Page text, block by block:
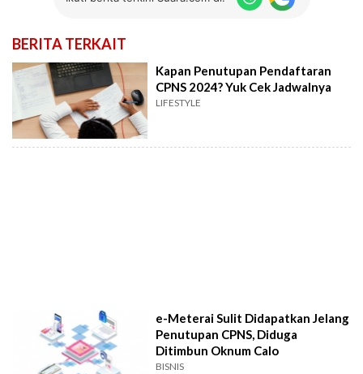
BERITA TERKAIT
Kapan Penutupan Pendaftaran
CPNS 2024? Yuk Cek Jadwalnya
LIFESTYLE
e-Meterai Sulit Didapatkan Jelang
Penutupan CPNS, Diduga
Ditimbun Oknum Calo
BISNIS